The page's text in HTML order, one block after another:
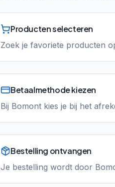
Producten selecteren
Zoek je favoriete producten
Betaalmethode kiezen
Bij Bomont kies je bij het
Bestelling ontvangen
Je bestelling wordt door